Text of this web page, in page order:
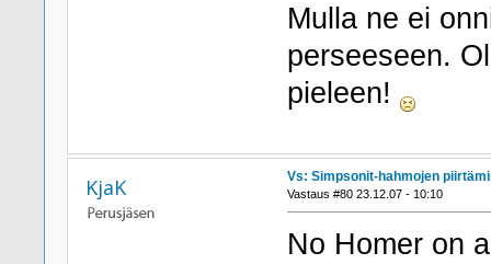
Mulla ne ei
perseeseen.
pieleen!
KjaK Vs: Simpsonit-hahmojen
Vastaus #80 23.12.07 - 10:10
No Homer on